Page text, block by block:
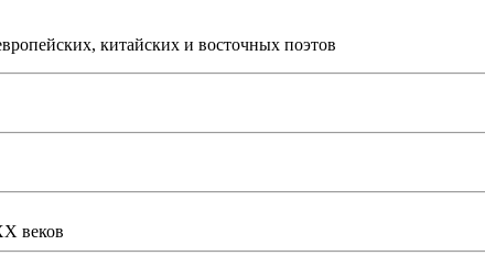
китайских и восточных поэтов
веков